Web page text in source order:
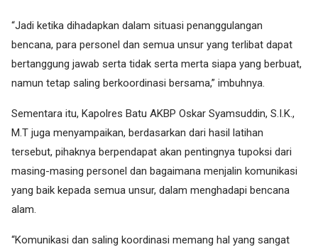
“Jadi ketika dihadapkan dalam situasi penanggulangan
bencana, para personel dan semua unsur yang terlibat dapat
bertanggung jawab serta tidak serta merta siapa yang berbuat,
namun tetap saling berkoordinasi bersama,” imbuhnya.
Sementara itu, Kapolres Batu AKBP Oskar Syamsuddin, S.I.K.,
M.T juga menyampaikan, berdasarkan dari hasil latihan
tersebut, pihaknya berpendapat akan pentingnya tupoksi dari
masing-masing personel dan bagaimana menjalin komunikasi
yang baik kepada semua unsur, dalam menghadapi bencana
alam.
“Komunikasi dan saling koordinasi memang hal yang sangat